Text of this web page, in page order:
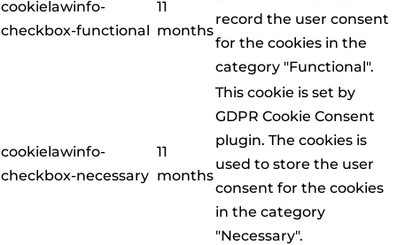
cookielawinfo-
checkbox-functional
11
months
record the user consent
for the cookies in the
category "Functional".
cookielawinfo-
checkbox-necessary
11
months
This cookie is set by
GDPR Cookie Consent
plugin. The cookies is
used to store the user
consent for the cookies
in the category
"Necessary".